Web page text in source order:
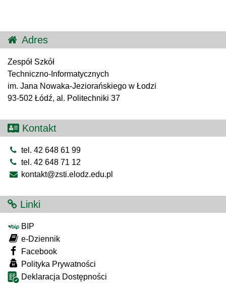
Adres
Zespół Szkół
Techniczno-Informatycznych
im. Jana Nowaka-Jeziorańskiego w Łodzi
93-502 Łódź, al. Politechniki 37
Kontakt
tel. 42 648 61 99
tel. 42 648 71 12
kontakt@zsti.elodz.edu.pl
Linki
BIP
e-Dziennik
Facebook
Polityka Prywatności
Deklaracja Dostępności